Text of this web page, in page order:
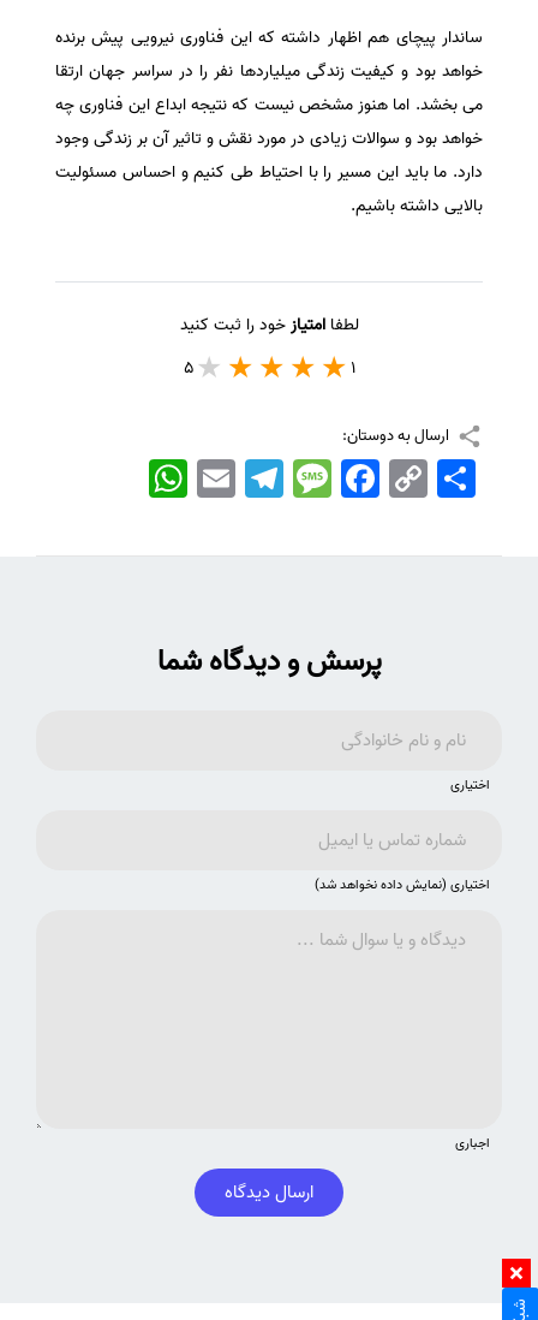
ساندار پیچای هم اظهار داشته که این فناوری نیرویی پیش برنده
خواهد بود و کیفیت زندگی میلیاردها نفر را در سراسر جهان ارتقا
می بخشد. اما هنوز مشخص نیست که نتیجه ابداع این فناوری چه
خواهد بود و سوالات زیادی در مورد نقش و تاثیر آن بر زندگی وجود
دارد. ما باید این مسیر را با احتیاط طی کنیم و احساس مسئولیت
بالایی داشته باشیم.
لطفاامتیازخود را ثبت کنید
1
5
ارسال به دوستان:
WhatsApp EmailTelegramMessageFacebook Copy
Link
اشتراک
پرسش و دیدگاه شما
اختیاری
اختیاری (نمایش داده نخواهد شد)
اجباری
ارسال دیدگاه